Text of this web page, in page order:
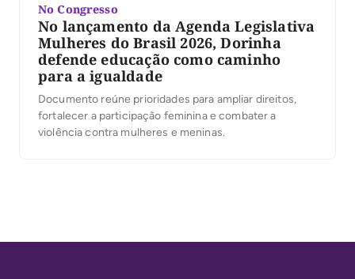
No Congresso
No lançamento da Agenda Legislativa
Mulheres do Brasil 2026, Dorinha
defende educação como caminho
para a igualdade
Documento reúne prioridades para ampliar direitos,
fortalecer a participação feminina e combater a
violência contra mulheres e meninas.